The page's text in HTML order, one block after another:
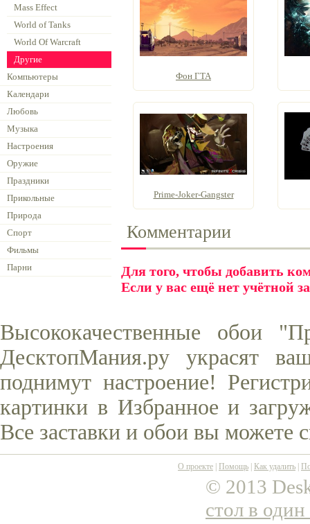
Mass Effect
World of Tanks
World Of Warcraft
Другие
Компьютеры
Календари
Любовь
Музыка
Настроения
Оружие
Праздники
Прикольные
Природа
Спорт
Фильмы
Парни
Фон ГТА
Prime-Joker-Gangster
Комментарии
Для того, чтобы добавить
Если у вас ещё нет учётной
Высококачественные обои
ДесктопМания.ру украсят
поднимут настроение!
картинки в Избранное и
Все заставки и обои вы можете
О проекте Помощь Как удалить
© 2013
стол в